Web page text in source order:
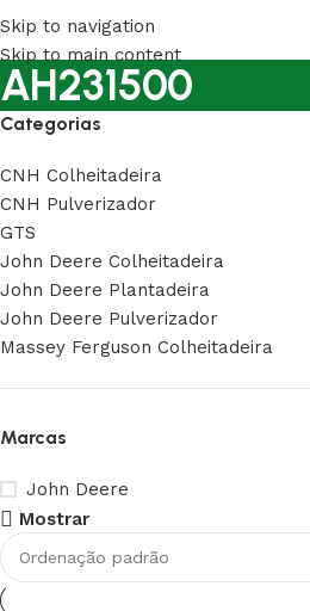
Skip to navigation
Skip to main content
AH231500
Categorias
CNH Colheitadeira
CNH Pulverizador
GTS
John Deere Colheitadeira
John Deere Plantadeira
John Deere Pulverizador
Massey Ferguson Colheitadeira
Marcas
John Deere
Mostrar